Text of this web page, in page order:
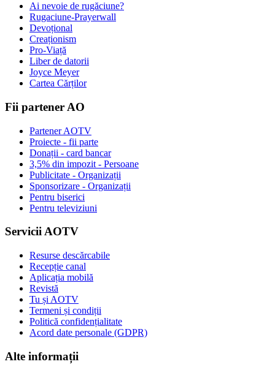
Ai nevoie de rugăciune?
Rugaciune-Prayerwall
Devoțional
Creaționism
Pro-Viață
Liber de datorii
Joyce Meyer
Cartea Cărților
Fii partener AO
Partener AOTV
Proiecte - fii parte
Donații - card bancar
3,5% din impozit - Persoane
Publicitate - Organizații
Sponsorizare - Organizații
Pentru biserici
Pentru televiziuni
Servicii AOTV
Resurse descărcabile
Recepție canal
Aplicația mobilă
Revistă
Tu și AOTV
Termeni și condiții
Politică confidențialitate
Acord date personale (GDPR)
Alte informații